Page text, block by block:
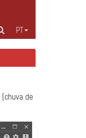
PT
de